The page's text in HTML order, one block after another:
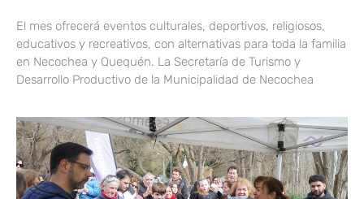
El mes ofrecerá eventos culturales, deportivos, religiosos,
educativos y recreativos, con alternativas para toda la familia
en Necochea y Quequén. La Secretaría de Turismo y
Desarrollo Productivo de la Municipalidad de Necochea